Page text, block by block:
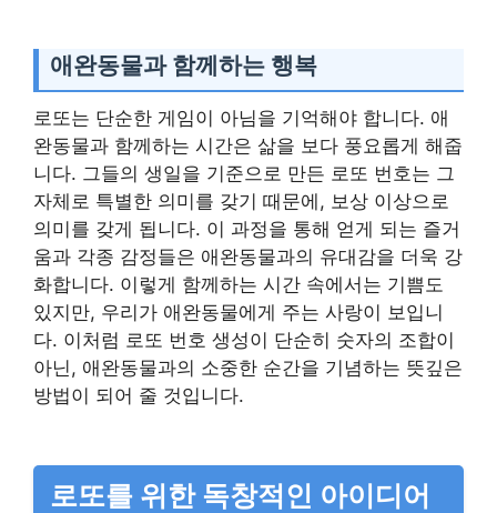
애완동물과 함께하는 행복
로또는 단순한 게임이 아님을 기억해야 합니다. 애
완동물과 함께하는 시간은 삶을 보다 풍요롭게 해줍
니다. 그들의 생일을 기준으로 만든 로또 번호는 그
자체로 특별한 의미를 갖기 때문에, 보상 이상으로
의미를 갖게 됩니다. 이 과정을 통해 얻게 되는 즐거
움과 각종 감정들은 애완동물과의 유대감을 더욱 강
화합니다. 이렇게 함께하는 시간 속에서는 기쁨도
있지만, 우리가 애완동물에게 주는 사랑이 보입니
다. 이처럼 로또 번호 생성이 단순히 숫자의 조합이
아닌, 애완동물과의 소중한 순간을 기념하는 뜻깊은
방법이 되어 줄 것입니다.
로또를 위한 독창적인 아이디어